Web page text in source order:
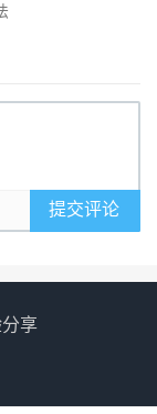
提交评论
享